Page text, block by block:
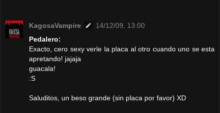
KagosaVampire
14/12/09, 13:00
Pedalero:
Exacto, cero sexy verle la placa al otro cuando uno se esta
apretando! jajaja
guacala!
:S
Saluditos, un beso grande (sin placa por favor) XD